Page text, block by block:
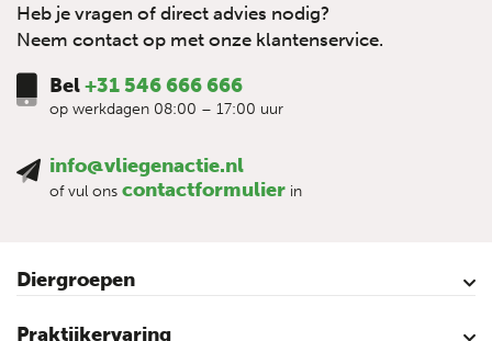
Heb je vragen of direct advies nodig?
Neem contact op met onze klantenservice.
Bel+31 546 666 666
op werkdagen 08:00 – 17:00 uur
info@vliegenactie.nl
of vul ons contactformulier in
Diergroepen
Rundvee
Paarden
Schapen
Geiten
Varkens
Pluimvee
Praktijkervaring